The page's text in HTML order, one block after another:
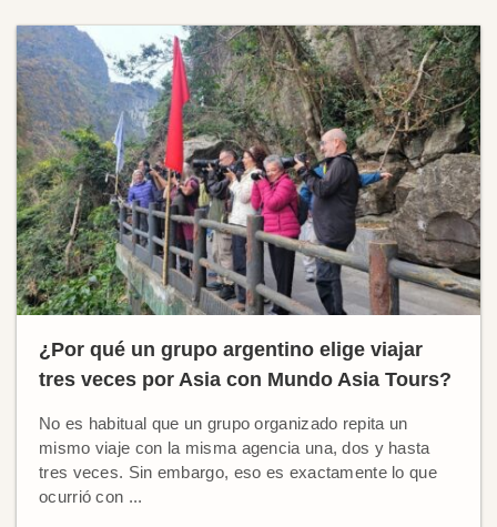
¿Por qué un grupo argentino elige viajar
tres veces por Asia con Mundo Asia Tours?
No es habitual que un grupo organizado repita un
mismo viaje con la misma agencia una, dos y hasta
tres veces. Sin embargo, eso es exactamente lo que
ocurrió con ...